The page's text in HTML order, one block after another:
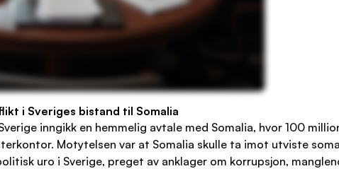
i Sveriges bistand til Somalia
inngikk en hemmelig avtale med Somalia, hvor 100
Motytelsen var at Somalia skulle ta imot utviste
uro i Sverige, preget av anklager om korrupsjon,